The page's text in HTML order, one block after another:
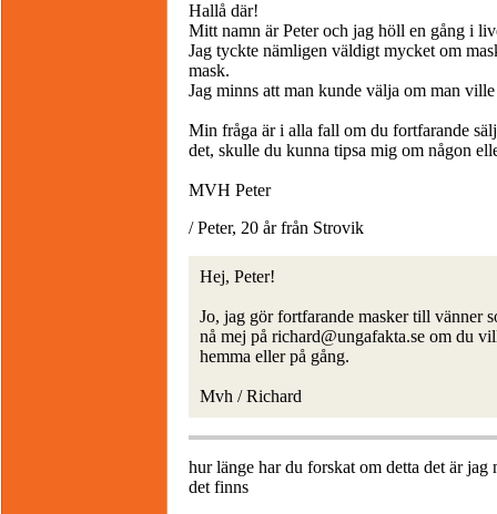
Hallå där!
Mitt namn är Peter och jag höll en gång i
Jag tyckte nämligen väldigt mycket om
mask.
Jag minns att man kunde välja om man
Min fråga är i alla fall om du fortfarande
det, skulle du kunna tipsa mig om någon
MVH Peter
/ Peter, 20 år från Strovik
Hej, Peter!
Jo, jag gör fortfarande masker till vänner
nå mej på richard@ungafakta.se om du
hemma eller på gång.
Mvh / Richard
hur länge har du forskat om detta det är
det finns